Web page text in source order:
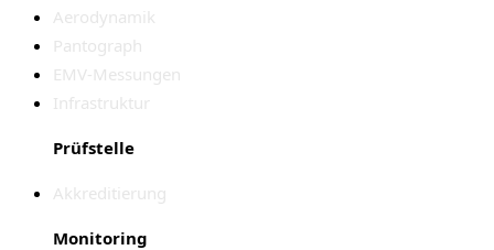
Aerodynamik
Pantograph
EMV-Messungen
Infrastruktur
Prüfstelle
Akkreditierung
Monitoring